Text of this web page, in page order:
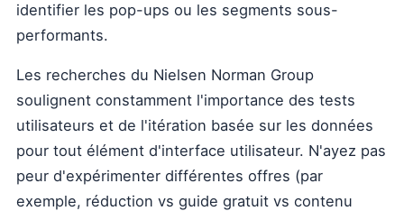
identifier les pop-ups ou les segments sous-
performants.
Les recherches du Nielsen Norman Group
soulignent constamment l'importance des tests
utilisateurs et de l'itération basée sur les données
pour tout élément d'interface utilisateur. N'ayez pas
peur d'expérimenter différentes offres (par
exemple, réduction vs guide gratuit vs contenu